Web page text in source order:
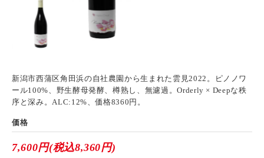
新潟市西蒲区角田浜の自社農園から生まれた雲見2022。ピノノワ
ール100%、野生酵母発酵、樽熟し、無濾過。Orderly × Deepな秩
序と深み。ALC:12%、価格8360円。
価格
7,600円(税込8,360円)